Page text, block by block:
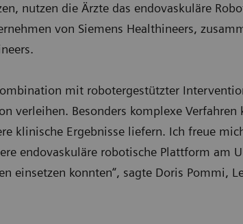
nutzen die Ärzte das endovaskuläre
von Siemens Healthineers,
mit robotergestützter
verleihen. Besonders komplexe
klinische Ergebnisse liefern. Ich freue
endovaskuläre robotische Plattform am
einsetzen konnten“, sagte Doris Pommi,